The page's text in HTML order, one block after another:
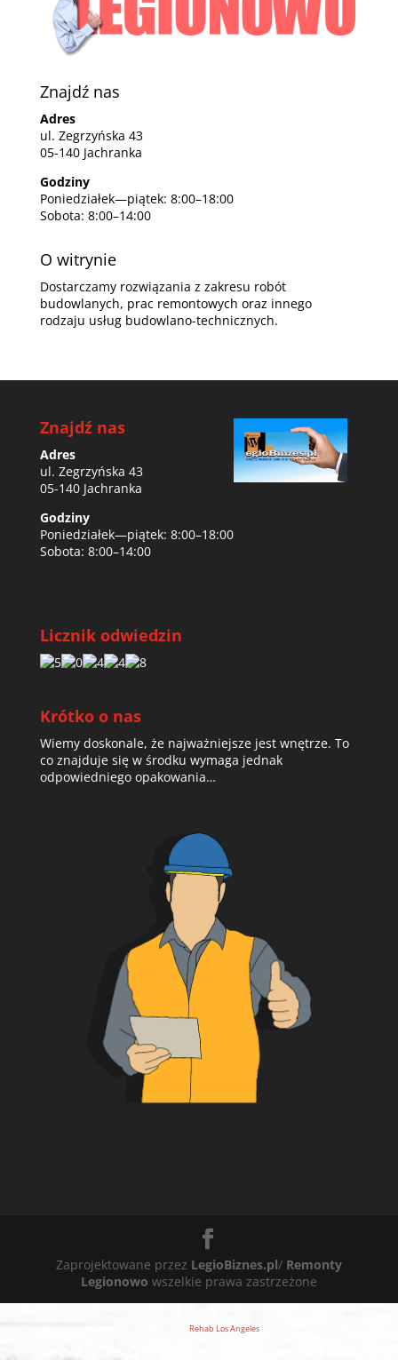
Znajdź nas
Adres
ul. Zegrzyńska 43
05-140 Jachranka
Godziny
Poniedziałek—piątek: 8:00–18:00
Sobota: 8:00–14:00
O witrynie
Dostarczamy rozwiązania z zakresu robót
budowlanych, prac remontowych oraz innego
rodzaju usług budowlano-technicznych.
Znajdź nas
Adres
ul. Zegrzyńska 43
05-140 Jachranka
Godziny
Poniedziałek—piątek: 8:00–18:00
Sobota: 8:00–14:00
Licznik odwiedzin
Krótko o nas
Wiemy doskonale, że najważniejsze jest wnętrze. To
co znajduje się w środku wymaga jednak
odpowiedniego opakowania…
Zaprojektowane przez LegioBiznes.pl/ Remonty
Legionowo wszelkie prawa zastrzeżone
Rehab Los Angeles